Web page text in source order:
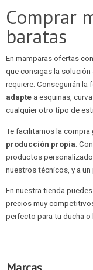
Comprar
baratas
En mamparas ofertas
que consigas la
requiere. Conseguirán la
adapte a esquinas,
cualquier otro tipo de
Te facilitamos la compra
producción propia .
productos
nuestros técnicos, y a
En nuestra tienda
precios muy
perfecto para tu ducha o